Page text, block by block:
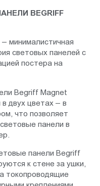
BEGRIFF
минималистичная
световых панелей с
постера на
Begriff Magnet
двух цветах – в
что позволяет
панели в
панели Begriff
к стене за ушки,
токопроводящие